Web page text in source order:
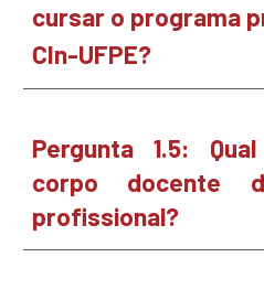
cursar o programa
CIn-UFPE?
Pergunta 1.5:
corpo docente
profissional?